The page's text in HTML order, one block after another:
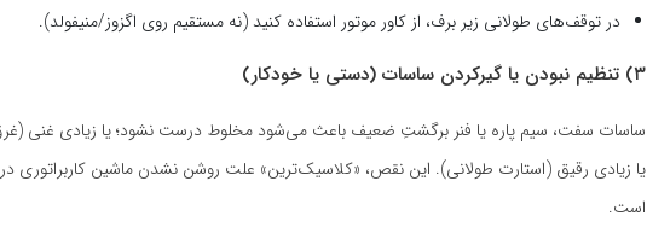
در توقف‌های طولانی زیر برف، از کاور موتور استفاده کنید (نه مستقیم روی اگزوز/منیفولد).
۳) تنظیم نبودن یا گیرکردن ساسات (دستی یا خودکار)
ساسات سفت، سیم پاره یا فنر برگشتِ ضعیف باعث می‌شود مخلوط درست نشود؛ یا زیادی غنی
یا زیادی رقیق (استارت طولانی). این نقص، «کلاسیک‌ترین» علت روشن نشدن ماشین کاربراتوری
است.